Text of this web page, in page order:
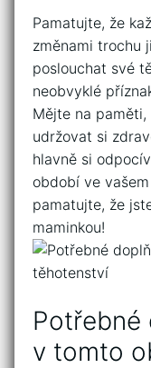
Pamatujte, že
změnami ⁢trochu
poslouchat své
neobvyklé
Mějte ⁤na
udržovat⁣ si
hlavně si
období‍ ve
pamatujte, že
maminkou!
Potřebné‍
v tomto